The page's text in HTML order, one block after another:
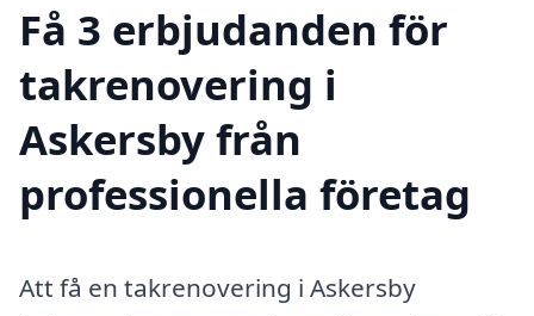
Få 3 erbjudanden för
takrenovering i
Askersby från
professionella företag
Att få en takrenovering i Askersby